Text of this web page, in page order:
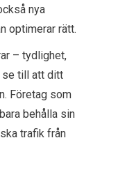
nya
optimerar rätt.
– tydlighet,
se till att ditt
Företag som
behålla sin
trafik från